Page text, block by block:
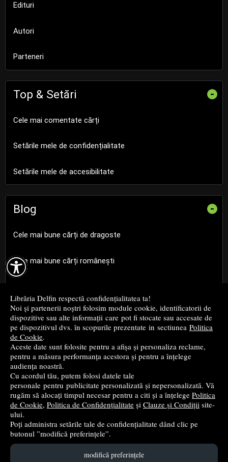

Librăria Delfin respectă confidențialitatea ta!
Noi și partenerii noștri folosim module cookie, identificatorii de
dispozitive sau alte informații care pot fi stocate sau accesate de
pe dispozitivul dvs. în scopurile prezentate in sectiunea Politica
de Cookie.
Aceste date sunt folosite pentru a afișa și personaliza reclame,
pentru a măsura performanța acestora și pentru a înțelege
audiența noastră.
Cu acordul tău, putem folosi datele tale
personale pentru publicitate personalizată și nepersonalizată. Vă
rugăm să alocați timpul necesar pentru a citi și a înțelege Politica
de Cookie, Politica de Confidențialitate și Clauze și Condiții site-
ului.
Poți administra setările tale de confidențialitate dând clic pe
butonul ”modifică preferințele”.
modifică preferințele
Edituri
Autori
Parteneri
Top & Setări -
Cele mai comentate cărți
Setările mele de confidențialitate
Setările mele de accesibilitate
Blog -
Cele mai bune cărți de dragoste
Cele mai bune cărți românești
Cele mai bune cărți de istorie
Top cărți beletristică
...toate știrile
© 2004 - 2026 Grup DZC SRL
Magazin onlinecreat de Vital Soft
Created in 0.0993 sec